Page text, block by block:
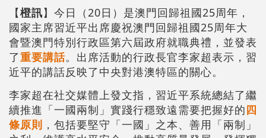
【橙訊】今日（20日）是澳門回歸祖國25周年，
國家主席習近平出席慶祝澳門回歸祖國25周年大
會暨澳門特別行政區第六屆政府就職典禮，並發表
了重要講話。出席活動的行政長官李家超表示，習
近平的講話反映了中央對港澳特區的關心。
李家超在社交媒體上發文指，習近平系統總結了繼
續推進「一國兩制」實踐行穩致遠需要把握好的四
條原則 ，包括要堅守「一國」之本、善用「兩制」